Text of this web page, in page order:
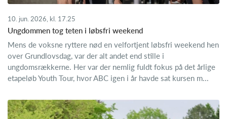
10. jun. 2026, kl. 17.25
Ungdommen tog teten i løbsfri weekend
Mens de voksne ryttere nød en velfortjent løbsfri weekend hen
over Grundlovsdag, var der alt andet end stille i
ungdomsrækkerne. Her var der nemlig fuldt fokus på det årlige
etapeløb Youth Tour, hvor ABC igen i år havde sat kursen m...